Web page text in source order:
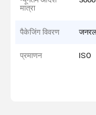
मात्रा
पैकेजिंग विवरण जनरल
प्रमाणन ISO